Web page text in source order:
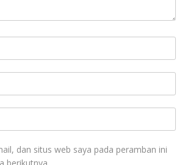
dan situs web saya pada peramban ini